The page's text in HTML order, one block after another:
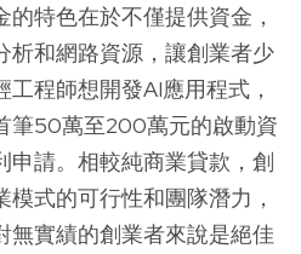
特色在於不僅提供資金，
析和網路資源，讓創業者少
程師想開發AI應用程式，
筆50萬至200萬元的啟動資
申請。相較純商業貸款，創
式的可行性和團隊潛力，
無實績的創業者來說是絕佳